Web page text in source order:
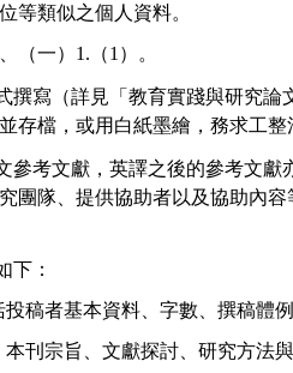
等類似之個人資料。
（一） 1. （1 ）。
撰寫（詳見「教育實踐與研究論
存檔，或用白紙墨繪，務求工整
參考文獻， 英譯之後的參考文獻
團隊、提供協助者以及協助內容
下：
稿者基本資料、字數、撰稿體例
刊宗旨、文獻探討、研究方法